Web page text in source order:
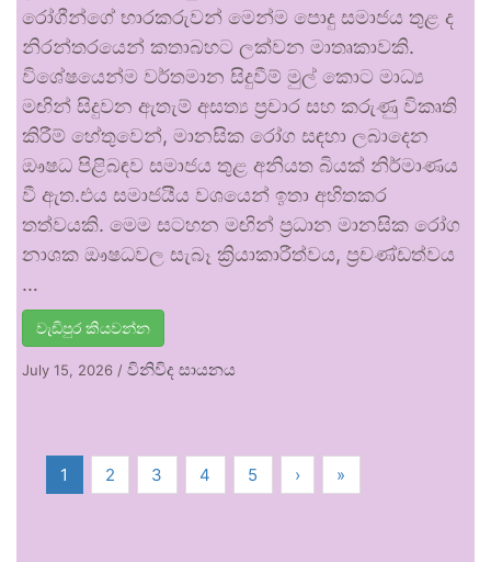
රෝගීන්ගේ භාරකරුවන් මෙන්ම පොදු සමාජය තුළ ද
නිරන්තරයෙන් කතාබහට ලක්වන මාතෘකාවකි.
විශේෂයෙන්ම වර්තමාන සිදුවීම් මුල් කොට මාධ්‍ය
මඟින් සිදුවන ඇතැම් අසත්‍ය ප්‍රචාර සහ කරුණු විකෘති
කිරීම් හේතුවෙන්, මානසික රෝග සඳහා ලබාදෙන
ඖෂධ පිළිබඳව සමාජය තුළ අනියත බියක් නිර්මාණය
වී ඇත.එය සමාජයීය වශයෙන් ඉතා අහිතකර
තත්වයකි. මෙම සටහන මඟින් ප්‍රධාන මානසික රෝග
නාශක ඖෂධවල සැබෑ ක්‍රියාකාරීත්වය, ප්‍රචණ්ඩත්වය
…
වැඩිපුර කියවන්න
July 15, 2026 / විනිවිද සායනය
1 2 3 4 5 › »